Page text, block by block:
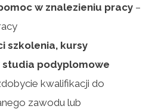
w znalezieniu pracy –
szkolenia, kursy
studia podyplomowe
kwalifikacji do
zawodu lub